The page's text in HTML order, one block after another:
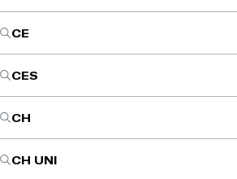
CE
CES
CH
CH UNI